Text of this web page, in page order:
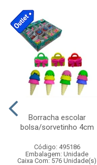
Borracha escolar
bolsa/sorvetinho 4cm
Código: 495186
Embalagem: Unidade
Caixa Com: 576 Unidade(s)